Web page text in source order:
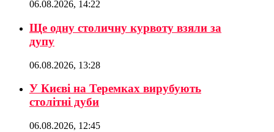
06.08.2026, 14:22
Ще одну столичну курвоту взяли за
дупу
06.08.2026, 13:28
У Києві на Теремках вирубують
столітні дуби
06.08.2026, 12:45